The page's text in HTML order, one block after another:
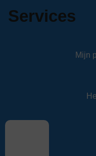
Services
Mijn